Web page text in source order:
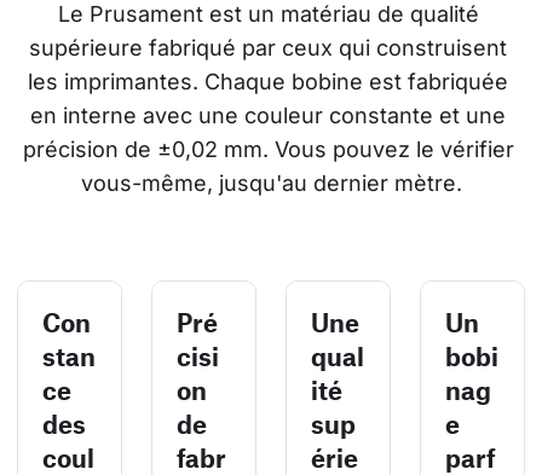
Le Prusament est un matériau de qualité
supérieure fabriqué par ceux qui construisent
les imprimantes. Chaque bobine est fabriquée
en interne avec une couleur constante et une
précision de ±0,02 mm. Vous pouvez le vérifier
vous-même, jusqu'au dernier mètre.
Con
stan
ce
des
coul
Pré
cisi
on
de
fabr
Une
qual
ité
sup
érie
Un
bobi
nag
e
parf